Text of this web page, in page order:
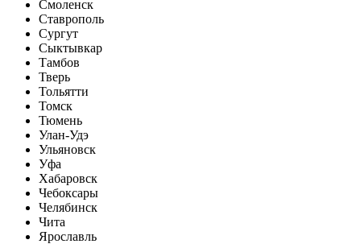
Смоленск
Ставрополь
Сургут
Сыктывкар
Тамбов
Тверь
Тольятти
Томск
Тюмень
Улан-Удэ
Ульяновск
Уфа
Хабаровск
Чебоксары
Челябинск
Чита
Ярославль